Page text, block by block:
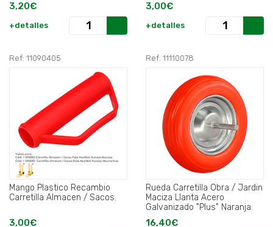
3,20€
+detalles
3,00€
+detalles
Ref: 11090405
Mango Plastico Recambio
Carretilla Almacen / Sacos.
3,00€
Ref: 11110078
Rueda Carretilla Obra / Jardin
Maciza Llanta Acero
Galvanizado "Plus" Naranja.
16,40€